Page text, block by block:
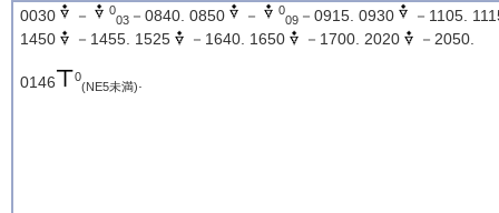
0030
－ 0
03－0840. 0850 － 0
09－0915. 0930
－1105.
1450
－1455. 1525 －1640. 1650 －1700. 2020 －2050.
0146 0
(NE5未満)